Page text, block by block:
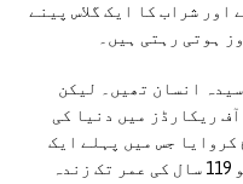
شراب کا ایک گلاس پینے
ہوتی رہتی ہیں۔
انسان تھیں۔ لیکن
ریکارڈز میں دنیا کی
کروایا جس میں پہلے ایک
جاپانی خاتون تاناکا کا نام تھا جو 119 سال کی عمر تک زندہ